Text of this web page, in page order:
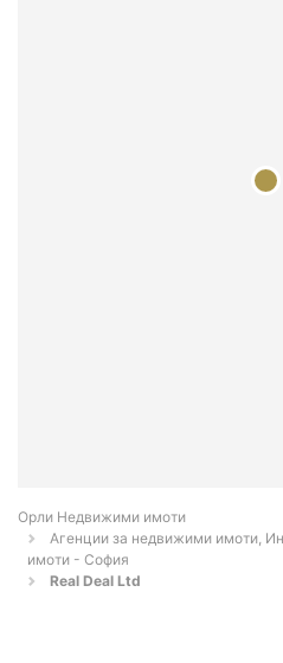
Орли Недвижими имоти
Агенции за недвижими имоти,
имоти - София
Real Deal Ltd